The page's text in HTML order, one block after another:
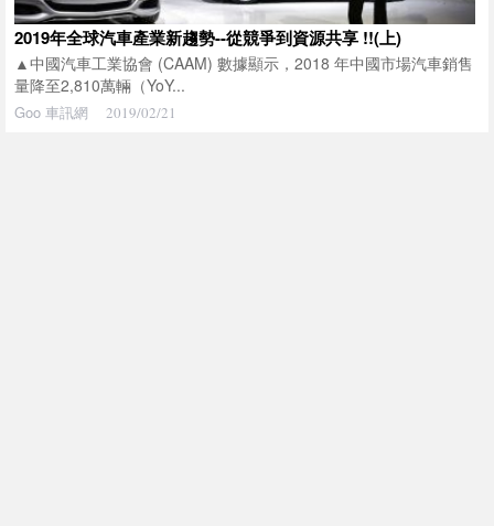
2019年全球汽車產業新趨勢--從競爭到資源共享 !!(上)
▲中國汽車工業協會 (CAAM) 數據顯示，2018 年中國市場汽車銷售
量降至2,810萬輛（YoY...
Goo 車訊網 2019/02/21